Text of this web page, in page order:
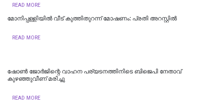
READ MORE
മോനിപ്പള്ളിയിൽ വീട് കുത്തിതുറന്ന് മോഷണം: പ്രതി അറസ്റ്റിൽ
READ MORE
ഷോണ്‍ ജോര്‍ജിന്റെ വാഹന പര്യടനത്തിനിടെ ബിജെപി നേതാവ്
കുഴഞ്ഞുവീണ് മരിച്ചു
READ MORE